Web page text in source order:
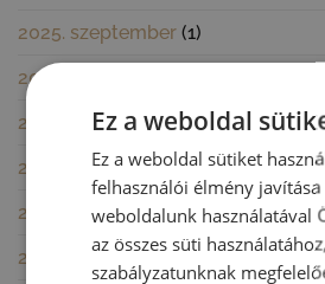
2025. szeptember (1)
2025. június
2025. március (2)
2025. január (1)
2024. november(1)
2024. október(2)
Ez a weboldal
Ez a weboldal sütiket
felhasználói élmény
weboldalunk használatával
az összes süti
szabályzatunknak